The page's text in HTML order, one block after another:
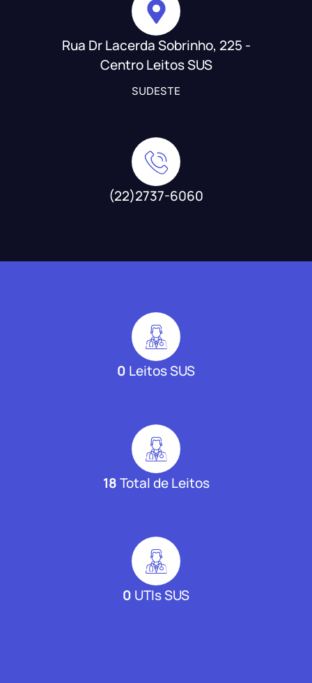
Rua Dr Lacerda Sobrinho, 225 -
Centro Leitos SUS
SUDESTE
(22)2737-6060
0 Leitos SUS
18Total de Leitos
0 UTIs SUS